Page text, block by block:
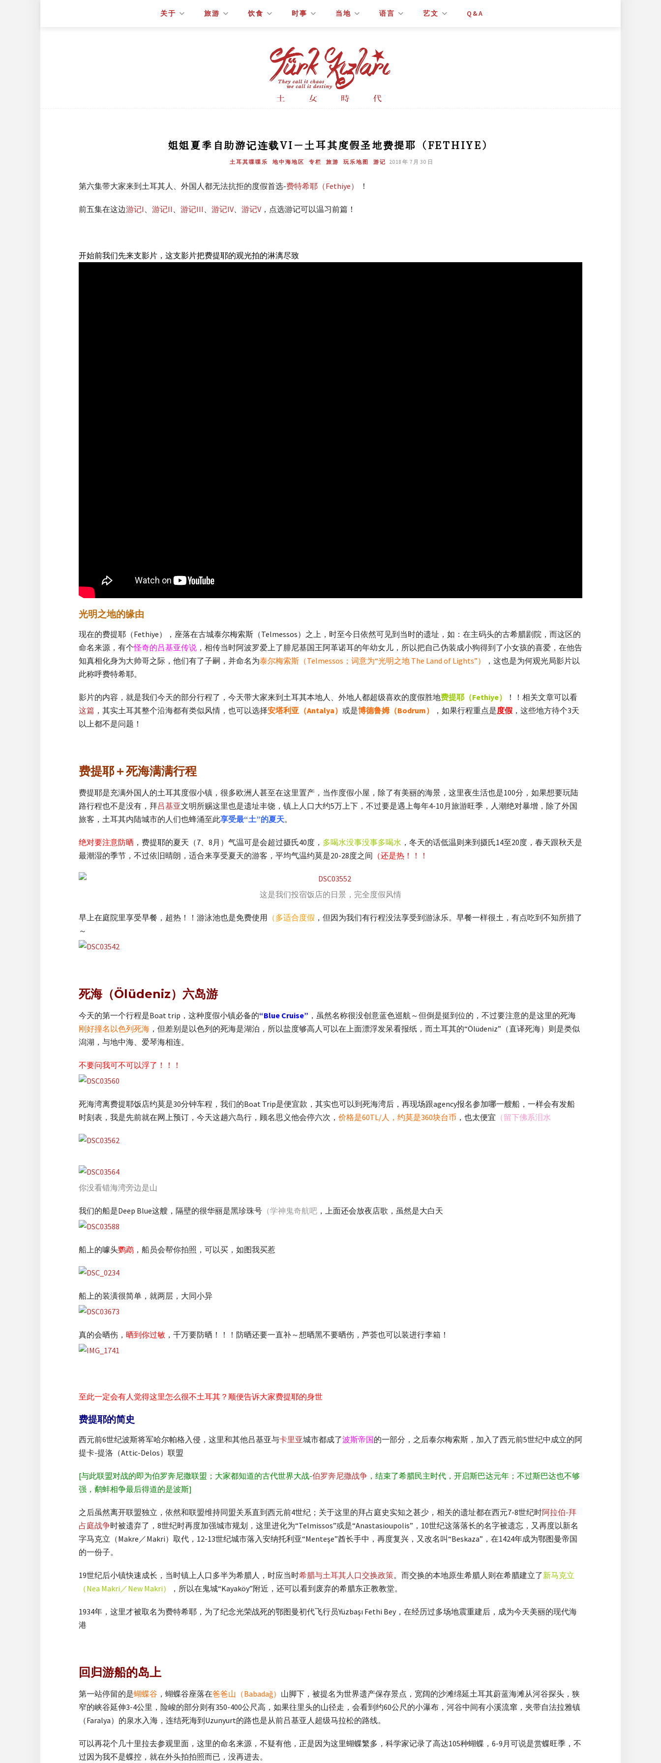
关于 旅游 饮食 时事 当地 语言 艺文 Q&A
姐姐夏季自助游记连载VI－土耳其度假圣地费提耶（FETHIYE）
土耳其喋喋乐 地中海地区 专栏 旅游 玩乐地图 游记 2018 年 7 月 30 日
第六集带大家来到土耳其人、外国人都无法抗拒的度假首选-费特希耶（Fethiye） ！
前五集在这边游记I 、 游记II 、 游记III 、 游记IV、 游记V ，点选游记可以温习前篇！
开始前我们先来支影片，这支影片把费提耶的观光拍的淋漓尽致
光明之地的缘由
现在的费提耶（Fethiye），座落在古城泰尔梅索斯（Telmessos）之上，时至今日依然可见到当时的遗址，如：在主码头的古希腊剧院，而这区的
命名来源，有个怪奇的吕基亚传说 ，相传当时阿波罗爱上了腓尼基国王阿革诺耳的年幼女儿，所以把自己伪装成小狗得到了小女孩的喜爱，在他告
知真相化身为大帅哥之际，他们有了子嗣，并命名为泰尔梅索斯（Telmessos；词意为“光明之地 The Land of Lights”）
，这也是为何观光局影片以
此称呼费特希耶。
影片的内容，就是我们今天的部分行程了，今天带大家来到土耳其本地人、外地人都超级喜欢的度假胜地费提耶（Fethiye）
！！相关文章可以看
这篇 ，其实土耳其整个沿海都有类似风情，也可以选择安塔利亚（Antalya） 或是博德鲁姆（Bodrum） ，如果行程重点是度假 ，这些地方待个3天
以上都不是问题！
费提耶＋死海满满行程
费提耶是充满外国人的土耳其度假小镇，很多欧洲人甚至在这里置产，当作度假小屋，除了有美丽的海景，这里夜生活也是100分，如果想要玩陆
路行程也不是没有，拜吕基亚文明所赐这里也是遗址丰饶，镇上人口大约5万上下，不过要是遇上每年4-10月旅游旺季，人潮绝对暴增，除了外国
旅客，土耳其内陆城市的人们也蜂涌至此享受最“土”的夏天。
绝对要注意防晒 ，费提耶的夏天（7、8月）气温可是会超过摄氏40度， 多喝水没事没事多喝水 ，冬天的话低温则来到摄氏14至20度，春天跟秋天是
最潮湿的季节，不过依旧晴朗，适合来享受夏天的游客，平均气温约莫是20-28度之间 （还是热！！！
这是我们投宿饭店的日景，完全度假风情
早上在庭院里享受早餐，超热！！游泳池也是免费使用 （多适合度假 ，但因为我们有行程没法享受到游泳乐。早餐一样很土，有点吃到不知所措了
～
死海（Ölüdeniz）六岛游
今天的第一个行程是Boat trip，这种度假小镇必备的“Blue Cruise” ，虽然名称很没创意蓝色巡航～但倒是挺到位的，不过要注意的是这里的死海
刚好撞名以色列死海 ，但差别是以色列的死海是湖泊，所以盐度够高人可以在上面漂浮发呆看报纸，而土耳其的“Ölüdeniz”（直译死海）则是类似
潟湖，与地中海、爱琴海相连。
不要问我可不可以浮了！！！
死海湾离费提耶饭店约莫是30分钟车程，我们的Boat Trip是便宜款，其实也可以到死海湾后，再现场跟agency报名参加哪一艘船，一样会有发船
时刻表，我是先前就在网上预订，今天这趟六岛行，顾名思义他会停六次， 价格是60TL/人，约莫是360块台币 ，也太便宜 （留下佛系泪水
你没看错海湾旁边是山
我们的船是Deep Blue这艘，隔壁的很华丽是黑珍珠号 （学神鬼奇航吧 ，上面还会放夜店歌，虽然是大白天
船上的噱头鹦鹉 ，船员会帮你拍照，可以买，如图我买惹
船上的装潢很简单，就两层，大同小异
真的会晒伤， 晒到你过敏 ，千万要防晒！！！防晒还要一直补～想晒黑不要晒伤，芦荟也可以装进行李箱！
至此一定会有人觉得这里怎么很不土耳其？顺便告诉大家费提耶的身世
费提耶的简史
西元前6世纪波斯将军哈尔帕格入侵，这里和其他吕基亚与卡里亚城市都成了波斯帝国的一部分，之后泰尔梅索斯，加入了西元前5世纪中成立的阿
提卡-提洛（Attic-Delos）联盟
[与此联盟对战的即为伯罗奔尼撒联盟；大家都知道的古代世界大战-伯罗奔尼撒战争 ，结束了希腊民主时代，开启斯巴达元年；不过斯巴达也不够
强，鹬蚌相争最后得道的是波斯]
之后虽然离开联盟独立，依然和联盟维持同盟关系直到西元前4世纪；关于这里的拜占庭史实知之甚少，相关的遗址都在西元7-8世纪时阿拉伯-拜
占庭战争时被遗弃了，8世纪时再度加强城市规划，这里进化为“Telmissos”或是“Anastasioupolis”，10世纪这落落长的名字被遗忘，又再度以新名
字马克立（Makre／Makri）取代，12-13世纪城市落入安纳托利亚“Menteşe”酋长手中，再度复兴，又改名叫“Beskaza”，在1424年成为鄂图曼帝国
的一份子。
19世纪后小镇快速成长，当时镇上人口多半为希腊人，时应当时希腊与土耳其人口交换政策。而交换的本地原生希腊人则在希腊建立了新马克立
（Nea Makri／New Makri）
，所以在鬼城“Kayaköy”附近，还可以看到废弃的希腊东正教教堂。
1934年，这里才被取名为费特希耶，为了纪念光荣战死的鄂图曼初代飞行员Yüzbaşı Fethi Bey，在经历过多场地震重建后，成为今天美丽的现代海
港
回归游船的岛上
第一站停留的是蝴蝶谷 ，蝴蝶谷座落在爸爸山（Babadağ） 山脚下，被提名为世界遗产保存景点，宽阔的沙滩绵延土耳其蔚蓝海滩从河谷探头，狭
窄的峡谷延伸3-4公里，险峻的部分则有350-400公尺高，如果往里头的山径走，会看到约60公尺的小瀑布，河谷中间有小溪流窜，夹带自法拉雅镇
（Faralya）的泉水入海，连结死海到Uzunyurt的路也是从前吕基亚人超级马拉松的路线。
可以再花个几十里拉去参观里面，这里的命名来源，不疑有他，正是因为这里蝴蝶繁多，科学家记录了高达105种蝴蝶，6-9月可说是赏蝶旺季，不
过因为我不是蝶控，就在外头拍拍照而已，没再进去。